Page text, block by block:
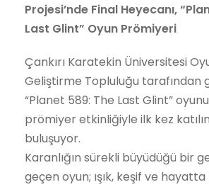
Projesi’nde Final Heyecanı,
Last Glint” Oyun Prömiyeri
Çankırı Karatekin Üniversitesi
Geliştirme Topluluğu tarafından
“Planet 589: The Last Glint”
prömiyer etkinliğiyle ilk kez
buluşuyor.
Karanlığın sürekli büyüdüğü bir
geçen oyun; ışık, keşif ve